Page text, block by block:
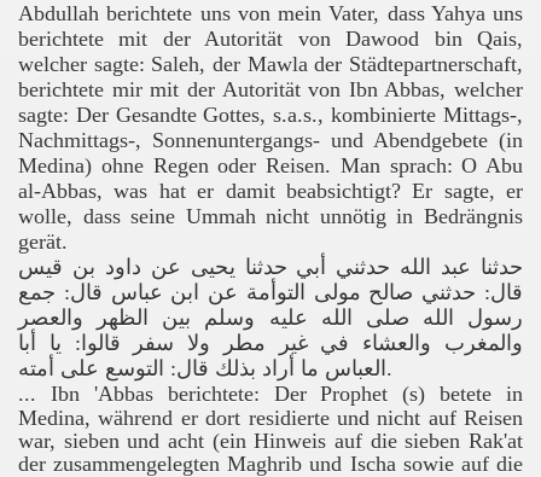
Abdullah berichtete uns von mein Vater, dass Yahya uns
berichtete mit der Autorität von Dawood bin Qais,
welcher sagte: Saleh, der Mawla der Städtepartnerschaft,
berichtete mir mit der Autorität von Ibn Abbas, welcher
sagte: Der Gesandte Gottes, s.a.s., kombinierte Mittags-,
Nachmittags-, Sonnenuntergangs- und Abendgebete (in
Medina) ohne Regen oder Reisen. Man sprach: O Abu
al-Abbas, was hat er damit beabsichtigt? Er sagte, er
wolle, dass seine Ummah nicht unnötig in Bedrängnis
gerät.
حدثنا عبد الله حدثني أبي حدثنا يحيى عن داود بن قيس
قال: حدثني صالح مولى التوأمة عن ابن عباس قال: جمع
رسول الله صلى الله عليه وسلم بين الظهر والعصر
والمغرب والعشاء في غير مطر ولا سفر قالوا: يا أبا
العباس ما أراد بذلك قال: التوسع على أمته .
... Ibn 'Abbas berichtete: Der Prophet (s) betete in
Medina, während er dort residierte und nicht auf Reisen
war, sieben und acht (ein Hinweis auf die sieben Rak'at
der zusammengelegten Maghrib und Ischa sowie auf die